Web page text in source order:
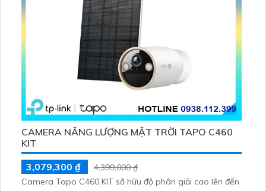
CAMERA NĂNG LƯỢNG MẶT TRỜI TAPO C460
KIT
3,079,300 ₫
4,399,000 ₫
Camera Tapo C460 KIT sở hữu độ phân giải cao lên đến